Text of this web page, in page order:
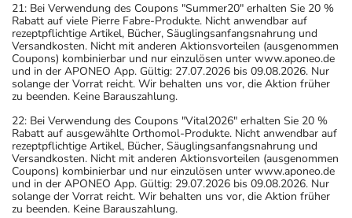
21: Bei Verwendung des Coupons "Summer20" erhalten Sie 20 %
Rabatt auf viele Pierre Fabre-Produkte. Nicht anwendbar auf
rezeptpflichtige Artikel, Bücher, Säuglingsanfangsnahrung und
Versandkosten. Nicht mit anderen Aktionsvorteilen (ausgenommen
Coupons) kombinierbar und nur einzulösen unter www.aponeo.de
und in der APONEO App. Gültig: 27.07.2026 bis 09.08.2026. Nur
solange der Vorrat reicht. Wir behalten uns vor, die Aktion früher
zu beenden. Keine Barauszahlung.
22: Bei Verwendung des Coupons "Vital2026" erhalten Sie 20 %
Rabatt auf ausgewählte Orthomol-Produkte. Nicht anwendbar auf
rezeptpflichtige Artikel, Bücher, Säuglingsanfangsnahrung und
Versandkosten. Nicht mit anderen Aktionsvorteilen (ausgenommen
Coupons) kombinierbar und nur einzulösen unter www.aponeo.de
und in der APONEO App. Gültig: 29.07.2026 bis 09.08.2026. Nur
solange der Vorrat reicht. Wir behalten uns vor, die Aktion früher
zu beenden. Keine Barauszahlung.